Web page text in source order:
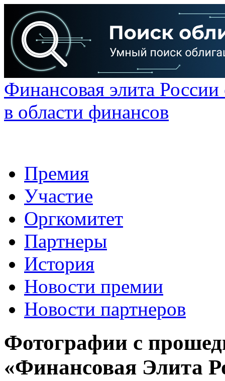
Финансовая элита
в области финансов
Премия
Участие
Оргкомитет
Партнеры
История
Новости премии
Новости партнеров
Фотографии с
«Финансовая Элита